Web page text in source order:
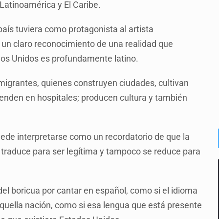
y El Caribe.
tuviera como protagonista al artista
claro reconocimiento de una realidad que
Unidos es profundamente latino.
quienes construyen ciudades, cultivan
en hospitales; producen cultura y también
interpretarse como un recordatorio de que la
para ser legítima y tampoco se reduce para
boricua por cantar en español, como si el idioma
nación, como si esa lengua que está presente